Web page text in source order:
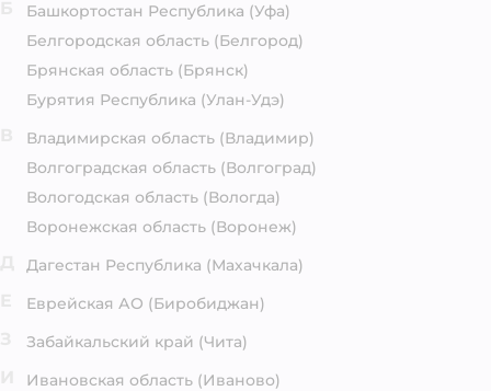
Башкортостан Республика (Уфа)
Белгородская область (Белгород)
Брянская область (Брянск)
Бурятия Республика (Улан-Удэ)
Владимирская область (Владимир)
Волгоградская область (Волгоград)
Вологодская область (Вологда)
Воронежская область (Воронеж)
Дагестан Республика (Махачкала)
Еврейская АО (Биробиджан)
Забайкальский край (Чита)
Ивановская область (Иваново)